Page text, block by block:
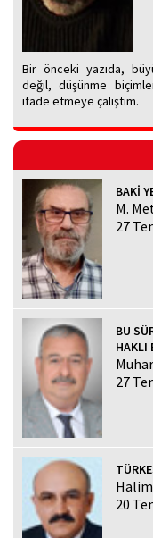
Bir önceki yazıda,
değil, düşünme
ifade etmeye çalıştım.
BAKİ
M.
27
BU
HAKLI
27
20